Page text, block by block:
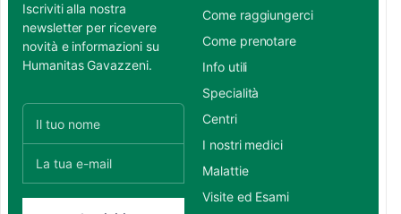
Iscriviti alla nostra
newsletter per ricevere
novità e informazioni su
Humanitas Gavazzeni.
Come raggiungerci
Come prenotare
Info utili
Specialità
Centri
I nostri medici
Malattie
Visite ed Esami